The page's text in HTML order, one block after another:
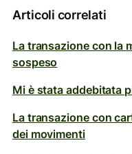
Articoli correlati
La transazione con la
sospeso
Mi è stata addebitata
La transazione con
dei movimenti